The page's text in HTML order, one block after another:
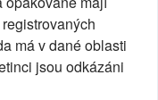
má v dané oblasti
jsou odkázáni